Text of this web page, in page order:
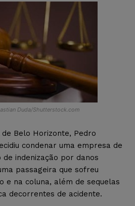
Duda/Shutterstock.com
de Belo Horizonte, Pedro
condenar uma empresa de
indenização por danos
passageira que sofreu
e na coluna, além de sequelas
decorrentes de acidente.